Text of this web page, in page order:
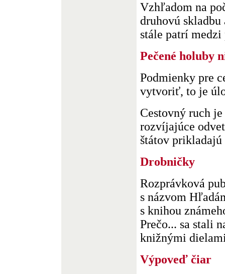
Vzhľadom na
druhovú skladbu
stále patrí medzi
Pečené holuby
Podmienky pre
vytvoriť, to je
Cestovný ruch
rozvíjajúce
štátov prikladajú
Drobničky
Rozprávková
s názvom
s knihou
Prečo... sa stali
knižnými
Výpoveď čiar